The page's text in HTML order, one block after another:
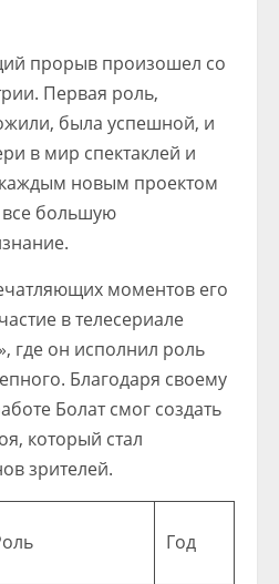
прорыв произошел со
Первая роль,
была успешной, и
в мир спектаклей и
новым проектом
большую
моментов его
в телесериале
где он исполнил роль
Благодаря своему
Болат смог создать
который стал
зрителей.
Год